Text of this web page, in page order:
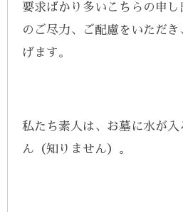
要求ばかり多いこちらの申
のご尽力、ご配慮をいただ
げます。
私たち素人は、お墓に水が
ん（知りません）。